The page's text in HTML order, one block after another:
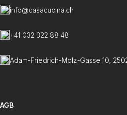
info@casacucina.ch
+41 032 322 88 48
Adam-Friedrich-Molz-Gasse 10,
AGB